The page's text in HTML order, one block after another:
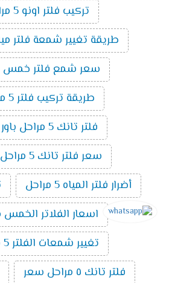
تركيب فلتر اونو 5 مراحل
طريقة تغيير شمعة فلتر مياه 5
سعر شمع فلتر خمس
طريقة تركيب فلتر 5 مراحل
فلتر تانك 5 مراحل باور بلس
سعر فلتر تانك 5 مراحل 2020
أضرار فلتر المياه 5 مراحل
اسعار الفلاتر الخمس
تغيير شمعات الفلتر 5 مراحل
فلتر تانك ٥ مراحل سعر